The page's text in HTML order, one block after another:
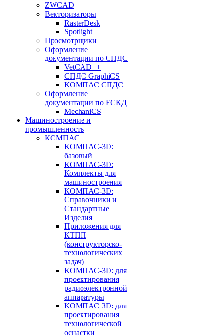
ZWCAD
Векторизаторы
RasterDesk
Spotlight
Просмотрщики
Оформление
документации по СПДС
VetCAD++
СПДС GraphiCS
КОМПАС СПДС
Оформление
документации по ЕСКД
MechaniCS
Машиностроение и
промышленность
КОМПАС
КОМПАС-3D:
базовый
КОМПАС-3D:
Комплекты для
машиностроения
КОМПАС-3D:
Справочники и
Стандартные
Изделия
Приложения для
КТПП
(конструкторско-
технологических
задач)
КОМПАС-3D: для
проектирования
радиоэлектронной
аппаратуры
КОМПАС-3D: для
проектирования
технологической
оснастки